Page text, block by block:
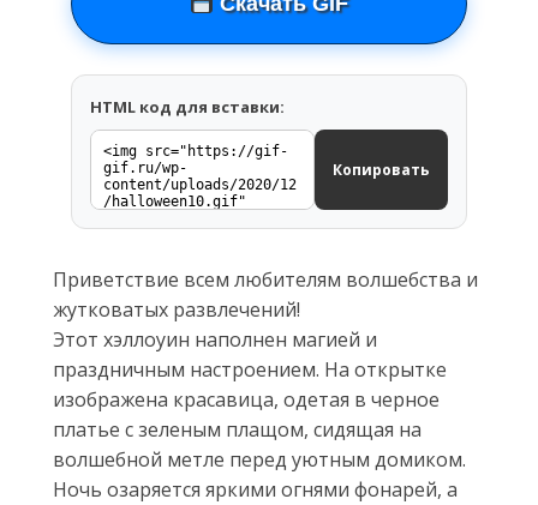
HTML код для вставки:
Копировать
Приветствие всем любителям волшебства и
жутковатых развлечений!
Этот хэллоуин наполнен магией и
праздничным настроением. На открытке
изображена красавица, одетая в черное
платье с зеленым плащом, сидящая на
волшебной метле перед уютным домиком.
Ночь озаряется яркими огнями фонарей, а